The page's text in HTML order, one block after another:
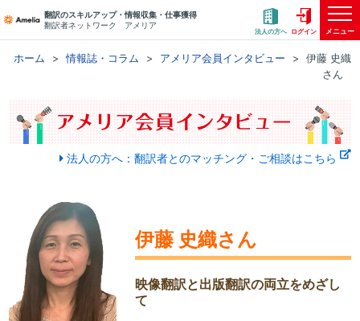
翻訳のスキルアップ・情報収集・仕事獲得
翻訳者ネットワーク アメリア
法人の方へ ログイン メニュー
ホーム 情報誌・コラム アメリア会員インタビュー
伊藤 史織
さん
法人の方へ：翻訳者とのマッチング・ご相談はこちら
伊藤 史織さん
映像翻訳と出版翻訳の両立をめざし
て